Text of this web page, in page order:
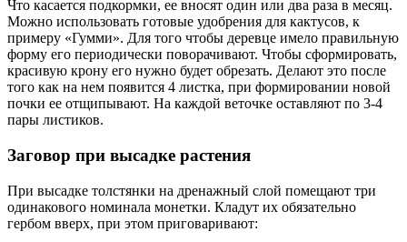
Что касается подкормки, ее вносят один или два раза в месяц.
Можно использовать готовые удобрения для кактусов, к
примеру «Гумми». Для того чтобы деревце имело правильную
форму его периодически поворачивают. Чтобы сформировать,
красивую крону его нужно будет обрезать. Делают это после
того как на нем появится 4 листка, при формировании новой
почки ее отщипывают. На каждой веточке оставляют по 3-4
пары листиков.
Заговор при высадке растения
При высадке толстянки на дренажный слой помещают три
одинакового номинала монетки. Кладут их обязательно
гербом вверх, при этом приговаривают: